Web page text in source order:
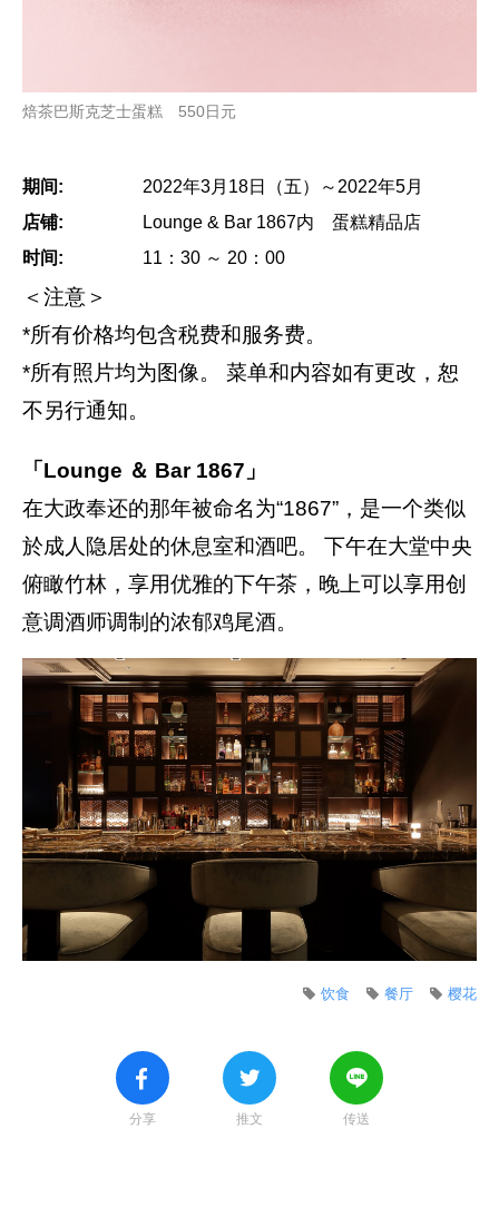
焙茶巴斯克芝士蛋糕 550日元
期间:
2022年3月18日（五）～2022年5月
店铺:
Lounge & Bar 1867内 蛋糕精品店
时间:
11：30 ～ 20：00
＜注意＞
*所有价格均包含税费和服务费。
*所有照片均为图像。 菜单和内容如有更改，恕
不另行通知。
「Lounge ＆ Bar 1867」
在大政奉还的那年被命名为“1867”，是一个类似
於成人隐居处的休息室和酒吧。 下午在大堂中央
俯瞰竹林，享用优雅的下午茶，晚上可以享用创
意调酒师调制的浓郁鸡尾酒。
樱花
餐厅
饮食
分享 推文 传送